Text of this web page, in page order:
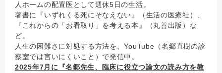
人ホームの配置医として週休5日の生活。
著書に『いずれくる死にそなえない』（生活の医療社）、
『これからの「お看取り」を考える本』（丸善出版）な
ど。
人生の困難さに対処する方法を、YouTube（名郷直樹の診
察室では言いにくいこと）で発信中。
2025年7月に『名郷先生、臨床に役立つ論文の読み方を教